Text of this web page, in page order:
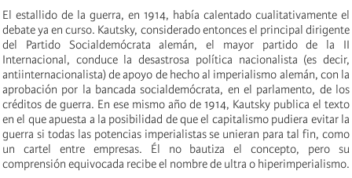
El estallido de la guerra, en 1914, había calentado cualitativamente el
debate ya en curso. Kautsky, considerado entonces el principal dirigente
del Partido Socialdemócrata alemán, el mayor partido de la II
Internacional, conduce la desastrosa política nacionalista (es decir,
antiinternacionalista) de apoyo de hecho al imperialismo alemán, con la
aprobación por la bancada socialdemócrata, en el parlamento, de los
créditos de guerra. En ese mismo año de 1914, Kautsky publica el texto
en el que apuesta a la posibilidad de que el capitalismo pudiera evitar la
guerra si todas las potencias imperialistas se unieran para tal fin, como
un cartel entre empresas. Él no bautiza el concepto, pero su
comprensión equivocada recibe el nombre de ultra o hiperimperialismo.